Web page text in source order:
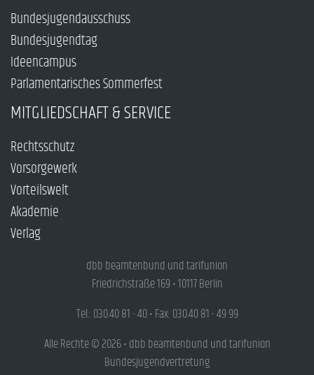
Bundesjugendausschuss
Bundesjugendtag
Ideencampus
Parlamentarisches Sommerfest
MITGLIEDSCHAFT & SERVICE
Rechtsschutz
Vorsorgewerk
Vorteilswelt
Akademie
Verlag
dbb beamtenbund und tarifunion
Friedrichstraße 169 • 10117 Berlin
Tel.: 030.40 81 - 40 • Fax: 030.40 81 - 49 99
Alle Rechte © 2026 • dbb beamtenbund und tarifunion
Bundesjugendvertretung